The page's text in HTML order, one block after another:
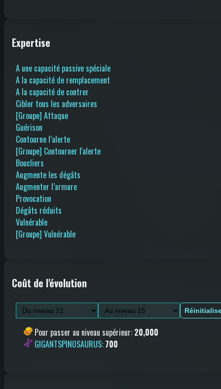
Expertise
A une capacité passive spéciale
A la capacité de remplacement
A la capacité de contrer
Cibler tous les adversaires
[Groupe] Attaque
Guérison
Contourne l’alerte
[Groupe] Contourner l'alerte
Boucliers
Augmente les dégâts
Augmenter l’armure
Provocation
Dégâts réduits
Vulnérable
[Groupe] Vulnérable
Coût de l'évolution
Pour passer au niveau supérieur: 20,000
GIGANTSPINOSAURUS: 700